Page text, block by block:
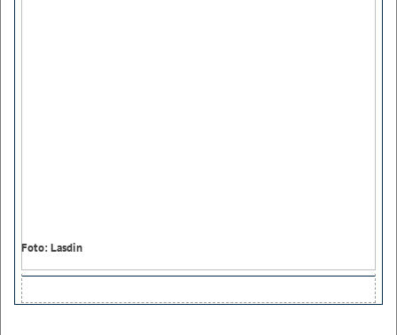
Foto: Lasdin